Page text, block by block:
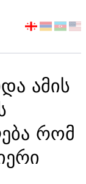
აირჩიეთ
ამის
რომ